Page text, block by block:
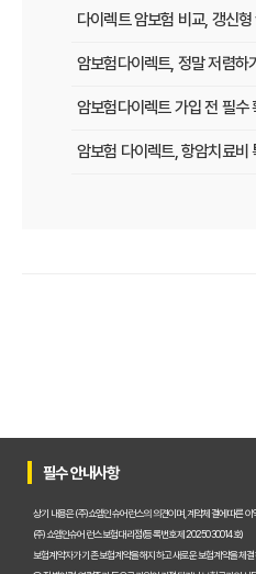
암보험 다이렉트, 항암치료비
암보험 다이렉트, 고령자도 가
필수 안내사항
상기 내용은 (주)쇼엠인슈어런스의 의견이며, 계약체결에 따른
(주)쇼엠인슈어런스 보험대리점(등록번호 제2025030014호)
보험계약자가 기존 보험계약을 해지하고 새로운 보험계약을 체